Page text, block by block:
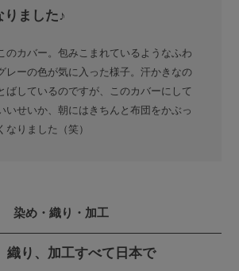
ました♪
のカバー。包みこまれているようなふわ
レーの色が気に入った様子。汗かきなの
ばしているのですが、このカバーにして
いせいか、朝にはきちんと布団をかぶっ
なりました（笑）
染め・織り・加工
織り、加工すべて日本で